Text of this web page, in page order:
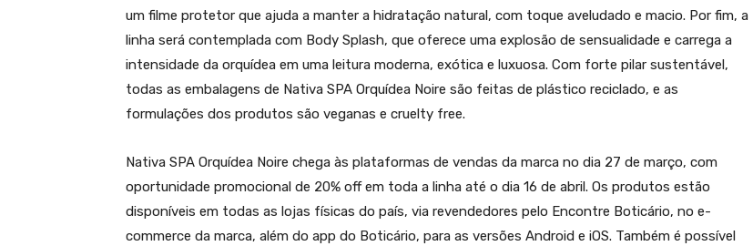
um filme protetor que ajuda a manter a hidratação natural, com toque aveludado e macio. Por fim, a
linha será contemplada com Body Splash, que oferece uma explosão de sensualidade e carrega a
intensidade da orquídea em uma leitura moderna, exótica e luxuosa. Com forte pilar sustentável,
todas as embalagens de Nativa SPA Orquídea Noire são feitas de plástico reciclado, e as
formulações dos produtos são veganas e cruelty free.
Nativa SPA Orquídea Noire chega às plataformas de vendas da marca no dia 27 de março, com
oportunidade promocional de 20% off em toda a linha até o dia 16 de abril. Os produtos estão
disponíveis em todas as lojas físicas do país, via revendedores pelo Encontre Boticário, no e-
commerce da marca, além do app do Boticário, para as versões Android e iOS. Também é possível